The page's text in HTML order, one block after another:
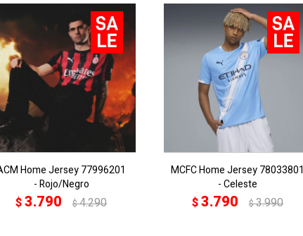
Home Jersey 77996201
- Rojo/Negro
$3.790 $4.290
MCFC Home Jersey 78033801
- Celeste
$3.790 $3.990